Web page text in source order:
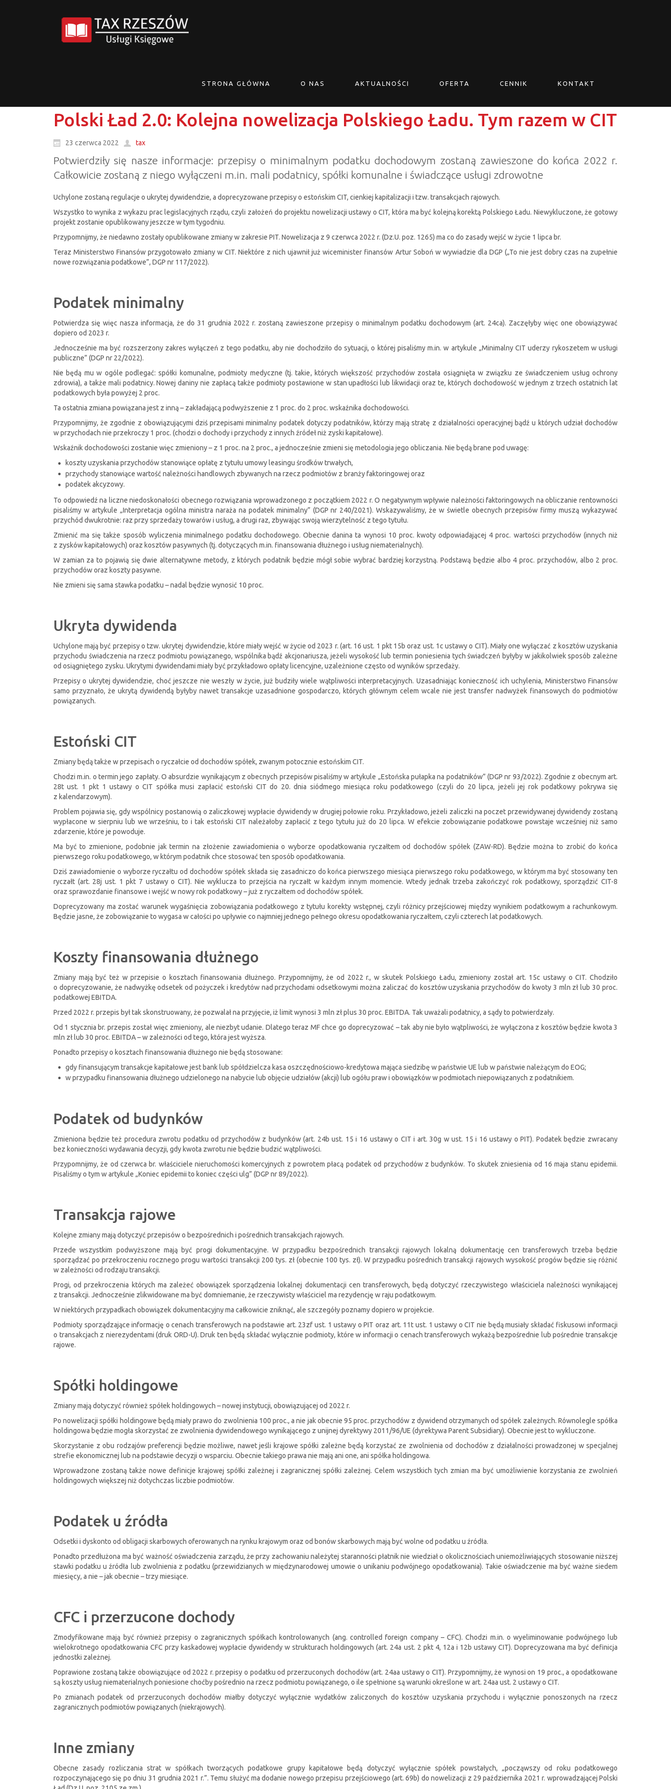
STRONA GŁÓWNA O NAS AKTUALNOŚCI OFERTA CENNIK KONTAKT
Polski Ład 2.0: Kolejna nowelizacja Polskiego Ładu. Tym razem w CIT
23 czerwca 2022 tax
Potwierdziły się nasze informacje: przepisy o minimalnym podatku dochodowym zostaną zawieszone do końca 2022 r.
Całkowicie zostaną z niego wyłączeni m.in. mali podatnicy, spółki komunalne i świadczące usługi zdrowotne
Uchylone zostaną regulacje o ukrytej dywidendzie, a doprecyzowane przepisy o estońskim CIT, cienkiej kapitalizacji i tzw. transakcjach rajowych.
Wszystko to wynika z wykazu prac legislacyjnych rządu, czyli założeń do projektu nowelizacji ustawy o CIT, która ma być kolejną korektą Polskiego Ładu. Niewykluczone, że gotowy
projekt zostanie opublikowany jeszcze w tym tygodniu.
Przypomnijmy, że niedawno zostały opublikowane zmiany w zakresie PIT. Nowelizacja z 9 czerwca 2022 r. (Dz.U. poz. 1265) ma co do zasady wejść w życie 1 lipca br.
Teraz Ministerstwo Finansów przygotowało zmiany w CIT. Niektóre z nich ujawnił już wiceminister finansów Artur Soboń w wywiadzie dla DGP („To nie jest dobry czas na zupełnie
nowe rozwiązania podatkowe”, DGP nr 117/2022).
Podatek minimalny
Potwierdza się więc nasza informacja, że do 31 grudnia 2022 r. zostaną zawieszone przepisy o minimalnym podatku dochodowym (art. 24ca). Zaczęłyby więc one obowiązywać
dopiero od 2023 r.
Jednocześnie ma być rozszerzony zakres wyłączeń z tego podatku, aby nie dochodziło do sytuacji, o której pisaliśmy m.in. w artykule „Minimalny CIT uderzy rykoszetem w usługi
publiczne” (DGP nr 22/2022).
Nie będą mu w ogóle podlegać: spółki komunalne, podmioty medyczne (tj. takie, których większość przychodów została osiągnięta w związku ze świadczeniem usług ochrony
zdrowia), a także mali podatnicy. Nowej daniny nie zapłacą także podmioty postawione w stan upadłości lub likwidacji oraz te, których dochodowość w jednym z trzech ostatnich lat
podatkowych była powyżej 2 proc.
Ta ostatnia zmiana powiązana jest z inną – zakładającą podwyższenie z 1 proc. do 2 proc. wskaźnika dochodowości.
Przypomnijmy, że zgodnie z obowiązującymi dziś przepisami minimalny podatek dotyczy podatników, którzy mają stratę z działalności operacyjnej bądź u których udział dochodów
w przychodach nie przekroczy 1 proc. (chodzi o dochody i przychody z innych źródeł niż zyski kapitałowe).
Wskaźnik dochodowości zostanie więc zmieniony – z 1 proc. na 2 proc., a jednocześnie zmieni się metodologia jego obliczania. Nie będą brane pod uwagę:
koszty uzyskania przychodów stanowiące opłatę z tytułu umowy leasingu środków trwałych,
przychody stanowiące wartość należności handlowych zbywanych na rzecz podmiotów z branży faktoringowej oraz
podatek akcyzowy.
To odpowiedź na liczne niedoskonałości obecnego rozwiązania wprowadzonego z początkiem 2022 r. O negatywnym wpływie należności faktoringowych na obliczanie rentowności
pisaliśmy w artykule „Interpretacja ogólna ministra naraża na podatek minimalny” (DGP nr 240/2021). Wskazywaliśmy, że w świetle obecnych przepisów firmy muszą wykazywać
przychód dwukrotnie: raz przy sprzedaży towarów i usług, a drugi raz, zbywając swoją wierzytelność z tego tytułu.
Zmienić ma się także sposób wyliczenia minimalnego podatku dochodowego. Obecnie danina ta wynosi 10 proc. kwoty odpowiadającej 4 proc. wartości przychodów (innych niż
z zysków kapitałowych) oraz kosztów pasywnych (tj. dotyczących m.in. finansowania dłużnego i usług niematerialnych).
W zamian za to pojawią się dwie alternatywne metody, z których podatnik będzie mógł sobie wybrać bardziej korzystną. Podstawą będzie albo 4 proc. przychodów, albo 2 proc.
przychodów oraz koszty pasywne.
Nie zmieni się sama stawka podatku – nadal będzie wynosić 10 proc.
Ukryta dywidenda
Uchylone mają być przepisy o tzw. ukrytej dywidendzie, które miały wejść w życie od 2023 r. (art. 16 ust. 1 pkt 15b oraz ust. 1c ustawy o CIT). Miały one wyłączać z kosztów uzyskania
przychodu świadczenia na rzecz podmiotu powiązanego, wspólnika bądź akcjonariusza, jeżeli wysokość lub termin poniesienia tych świadczeń byłyby w jakikolwiek sposób zależne
od osiągniętego zysku. Ukrytymi dywidendami miały być przykładowo opłaty licencyjne, uzależnione często od wyników sprzedaży.
Przepisy o ukrytej dywidendzie, choć jeszcze nie weszły w życie, już budziły wiele wątpliwości interpretacyjnych. Uzasadniając konieczność ich uchylenia, Ministerstwo Finansów
samo przyznało, że ukrytą dywidendą byłyby nawet transakcje uzasadnione gospodarczo, których głównym celem wcale nie jest transfer nadwyżek finansowych do podmiotów
powiązanych.
Estoński CIT
Zmiany będą także w przepisach o ryczałcie od dochodów spółek, zwanym potocznie estońskim CIT.
Chodzi m.in. o termin jego zapłaty. O absurdzie wynikającym z obecnych przepisów pisaliśmy w artykule „Estońska pułapka na podatników” (DGP nr 93/2022). Zgodnie z obecnym art.
28t ust. 1 pkt 1 ustawy o CIT spółka musi zapłacić estoński CIT do 20. dnia siódmego miesiąca roku podatkowego (czyli do 20 lipca, jeżeli jej rok podatkowy pokrywa się
z kalendarzowym).
Problem pojawia się, gdy wspólnicy postanowią o zaliczkowej wypłacie dywidendy w drugiej połowie roku. Przykładowo, jeżeli zaliczki na poczet przewidywanej dywidendy zostaną
wypłacone w sierpniu lub we wrześniu, to i tak estoński CIT należałoby zapłacić z tego tytułu już do 20 lipca. W efekcie zobowiązanie podatkowe powstaje wcześniej niż samo
zdarzenie, które je powoduje.
Ma być to zmienione, podobnie jak termin na złożenie zawiadomienia o wyborze opodatkowania ryczałtem od dochodów spółek (ZAW-RD). Będzie można to zrobić do końca
pierwszego roku podatkowego, w którym podatnik chce stosować ten sposób opodatkowania.
Dziś zawiadomienie o wyborze ryczałtu od dochodów spółek składa się zasadniczo do końca pierwszego miesiąca pierwszego roku podatkowego, w którym ma być stosowany ten
ryczałt (art. 28j ust. 1 pkt 7 ustawy o CIT). Nie wyklucza to przejścia na ryczałt w każdym innym momencie. Wtedy jednak trzeba zakończyć rok podatkowy, sporządzić CIT-8
oraz sprawozdanie finansowe i wejść w nowy rok podatkowy – już z ryczałtem od dochodów spółek.
Doprecyzowany ma zostać warunek wygaśnięcia zobowiązania podatkowego z tytułu korekty wstępnej, czyli różnicy przejściowej między wynikiem podatkowym a rachunkowym.
Będzie jasne, że zobowiązanie to wygasa w całości po upływie co najmniej jednego pełnego okresu opodatkowania ryczałtem, czyli czterech lat podatkowych.
Koszty finansowania dłużnego
Zmiany mają być też w przepisie o kosztach finansowania dłużnego. Przypomnijmy, że od 2022 r., w skutek Polskiego Ładu, zmieniony został art. 15c ustawy o CIT. Chodziło
o doprecyzowanie, że nadwyżkę odsetek od pożyczek i kredytów nad przychodami odsetkowymi można zaliczać do kosztów uzyskania przychodów do kwoty 3 mln zł lub 30 proc.
podatkowej EBITDA.
Przed 2022 r. przepis był tak skonstruowany, że pozwalał na przyjęcie, iż limit wynosi 3 mln zł plus 30 proc. EBITDA. Tak uważali podatnicy, a sądy to potwierdzały.
Od 1 stycznia br. przepis został więc zmieniony, ale niezbyt udanie. Dlatego teraz MF chce go doprecyzować – tak aby nie było wątpliwości, że wyłączona z kosztów będzie kwota 3
mln zł lub 30 proc. EBITDA – w zależności od tego, która jest wyższa.
Ponadto przepisy o kosztach finansowania dłużnego nie będą stosowane:
gdy finansującym transakcje kapitałowe jest bank lub spółdzielcza kasa oszczędnościowo-kredytowa mająca siedzibę w państwie UE lub w państwie należącym do EOG;
w przypadku finansowania dłużnego udzielonego na nabycie lub objęcie udziałów (akcji) lub ogółu praw i obowiązków w podmiotach niepowiązanych z podatnikiem.
Podatek od budynków
Zmieniona będzie też procedura zwrotu podatku od przychodów z budynków (art. 24b ust. 15 i 16 ustawy o CIT i art. 30g w ust. 15 i 16 ustawy o PIT). Podatek będzie zwracany
bez konieczności wydawania decyzji, gdy kwota zwrotu nie będzie budzić wątpliwości.
Przypomnijmy, że od czerwca br. właściciele nieruchomości komercyjnych z powrotem płacą podatek od przychodów z budynków. To skutek zniesienia od 16 maja stanu epidemii.
Pisaliśmy o tym w artykule „Koniec epidemii to koniec części ulg” (DGP nr 89/2022).
Transakcja rajowe
Kolejne zmiany mają dotyczyć przepisów o bezpośrednich i pośrednich transakcjach rajowych.
Przede wszystkim podwyższone mają być progi dokumentacyjne. W przypadku bezpośrednich transakcji rajowych lokalną dokumentację cen transferowych trzeba będzie
sporządzać po przekroczeniu rocznego progu wartości transakcji 200 tys. zł (obecnie 100 tys. zł). W przypadku pośrednich transakcji rajowych wysokość progów będzie się różnić
w zależności od rodzaju transakcji.
Progi, od przekroczenia których ma zależeć obowiązek sporządzenia lokalnej dokumentacji cen transferowych, będą dotyczyć rzeczywistego właściciela należności wynikającej
z transakcji. Jednocześnie zlikwidowane ma być domniemanie, że rzeczywisty właściciel ma rezydencję w raju podatkowym.
W niektórych przypadkach obowiązek dokumentacyjny ma całkowicie zniknąć, ale szczegóły poznamy dopiero w projekcie.
Podmioty sporządzające informację o cenach transferowych na podstawie art. 23zf ust. 1 ustawy o PIT oraz art. 11t ust. 1 ustawy o CIT nie będą musiały składać fiskusowi informacji
o transakcjach z nierezydentami (druk ORD-U). Druk ten będą składać wyłącznie podmioty, które w informacji o cenach transferowych wykażą bezpośrednie lub pośrednie transakcje
rajowe.
Spółki holdingowe
Zmiany mają dotyczyć również spółek holdingowych – nowej instytucji, obowiązującej od 2022 r.
Po nowelizacji spółki holdingowe będą miały prawo do zwolnienia 100 proc., a nie jak obecnie 95 proc. przychodów z dywidend otrzymanych od spółek zależnych. Równolegle spółka
holdingowa będzie mogła skorzystać ze zwolnienia dywidendowego wynikającego z unijnej dyrektywy 2011/96/UE (dyrektywa Parent Subsidiary). Obecnie jest to wykluczone.
Skorzystanie z obu rodzajów preferencji będzie możliwe, nawet jeśli krajowe spółki zależne będą korzystać ze zwolnienia od dochodów z działalności prowadzonej w specjalnej
strefie ekonomicznej lub na podstawie decyzji o wsparciu. Obecnie takiego prawa nie mają ani one, ani spółka holdingowa.
Wprowadzone zostaną także nowe definicje krajowej spółki zależnej i zagranicznej spółki zależnej. Celem wszystkich tych zmian ma być umożliwienie korzystania ze zwolnień
holdingowych większej niż dotychczas liczbie podmiotów.
Podatek u źródła
Odsetki i dyskonto od obligacji skarbowych oferowanych na rynku krajowym oraz od bonów skarbowych mają być wolne od podatku u źródła.
Ponadto przedłużona ma być ważność oświadczenia zarządu, że przy zachowaniu należytej staranności płatnik nie wiedział o okolicznościach uniemożliwiających stosowanie niższej
stawki podatku u źródła lub zwolnienia z podatku (przewidzianych w międzynarodowej umowie o unikaniu podwójnego opodatkowania). Takie oświadczenie ma być ważne siedem
miesięcy, a nie – jak obecnie – trzy miesiące.
CFC i przerzucone dochody
Zmodyfikowane mają być również przepisy o zagranicznych spółkach kontrolowanych (ang. controlled foreign company – CFC). Chodzi m.in. o wyeliminowanie podwójnego lub
wielokrotnego opodatkowania CFC przy kaskadowej wypłacie dywidendy w strukturach holdingowych (art. 24a ust. 2 pkt 4, 12a i 12b ustawy CIT). Doprecyzowana ma być definicja
jednostki zależnej.
Poprawione zostaną także obowiązujące od 2022 r. przepisy o podatku od przerzuconych dochodów (art. 24aa ustawy o CIT). Przypomnijmy, że wynosi on 19 proc., a opodatkowane
są koszty usług niematerialnych poniesione choćby pośrednio na rzecz podmiotu powiązanego, o ile spełnione są warunki określone w art. 24aa ust. 2 ustawy o CIT.
Po zmianach podatek od przerzuconych dochodów miałby dotyczyć wyłącznie wydatków zaliczonych do kosztów uzyskania przychodu i wyłącznie ponoszonych na rzecz
zagranicznych podmiotów powiązanych (niekrajowych).
Inne zmiany
Obecne zasady rozliczania strat w spółkach tworzących podatkowe grupy kapitałowe będą dotyczyć wyłącznie spółek powstałych, „począwszy od roku podatkowego
rozpoczynającego się po dniu 31 grudnia 2021 r.”. Temu służyć ma dodanie nowego przepisu przejściowego (art. 69b) do nowelizacji z 29 października 2021 r. wprowadzającej Polski